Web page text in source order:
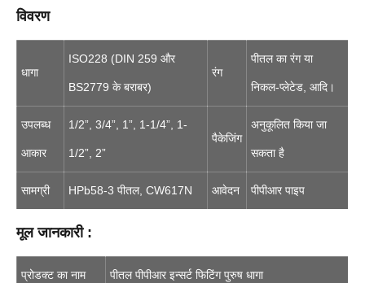
विवरण
धागा
ISO228 (DIN 259 और
BS2779 के बराबर)
रंग
पीतल का रंग या
निकल-प्लेटेड, आदि।
उपलब्ध
आकार
1/2”, 3/4”, 1”, 1-1/4”, 1-
1/2”, 2”
पैकेजिंग
अनुकूलित किया जा
सकता है
सामग्री HPb58-3 पीतल, CW617N आवेदन पीपीआर पाइप
मूल जानकारी :
प्रोडक्ट का नाम पीतल पीपीआर इन्सर्ट फिटिंग पुरुष धागा